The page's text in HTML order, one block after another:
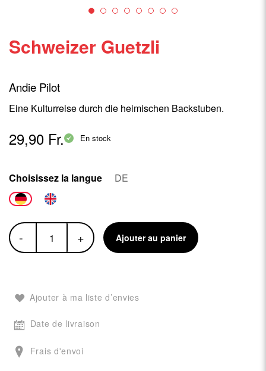
Schweizer Guetzli
Andie Pilot
Eine Kulturreise durch die heimischen Backstuben.
29,90 Fr. En stock
Choisissez la langue DE
- + Ajouter au panier
Ajouter à ma liste d’envies
Date de livraison
Frais d'envoi